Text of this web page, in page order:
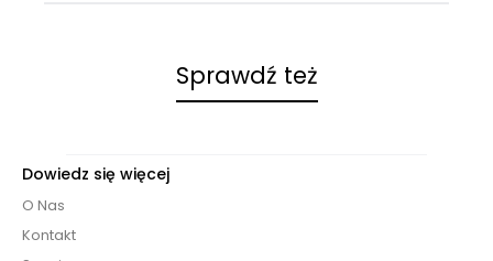
Sprawdź też
Dowiedz się więcej
O Nas
Kontakt